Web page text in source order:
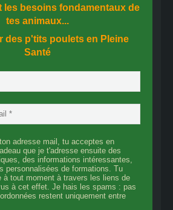
les besoins fondamentaux de
tes animaux...
des p'tits poulets en Pleine
Santé
adresse mail, tu acceptes en
que je t'adresse ensuite des
des informations intéressantes,
personnalisées de formations. Tu
à tout moment à travers les liens de
à cet effet. Je hais les spams : pas
restent uniquement entre